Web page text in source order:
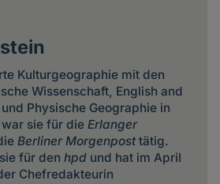
Kulturgeographie mit den
Wissenschaft, English and
Physische Geographie in
sie für die Erlanger
Berliner Morgenposttätig.
für den hpdund hat im April
Chefredakteurin